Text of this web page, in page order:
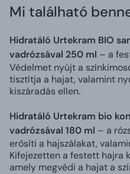
Mi található
Hidratáló Urtekram BIO
vadrózsával 250 ml – a
Védelmet nyújt a
tisztítja a hajat, valamint
kiszáradás ellen.
Hidratáló Urtekram bio
vadrózsával 180 ml – a
erősíti a hajszálakat,
Kifejezetten a festett hajra
amely megvédi a hajat a